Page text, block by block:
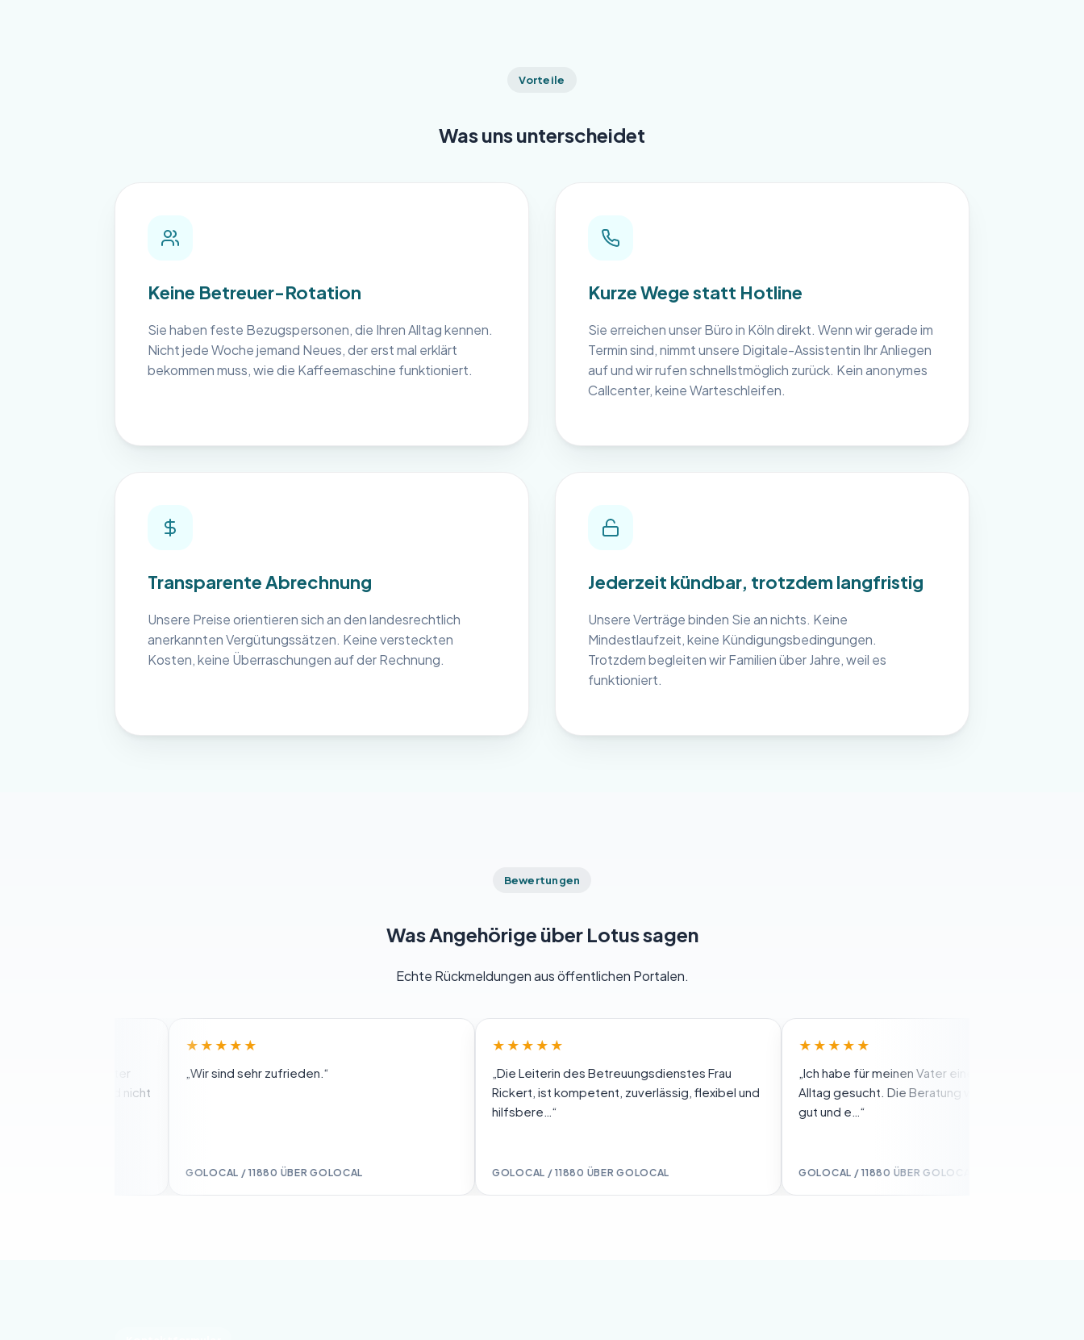
Vorteile
Was uns unterscheidet
Keine Betreuer-Rotation
Sie haben feste Bezugspersonen, die Ihren Alltag kennen.
Nicht jede Woche jemand Neues, der erst mal erklärt
bekommen muss, wie die Kaffeemaschine funktioniert.
Kurze Wege statt Hotline
Sie erreichen unser Büro in Köln direkt. Wenn wir gerade im
Termin sind, nimmt unsere Digitale-Assistentin Ihr Anliegen
auf und wir rufen schnellstmöglich zurück. Kein anonymes
Callcenter, keine Warteschleifen.
Transparente Abrechnung
Unsere Preise orientieren sich an den landesrechtlich
anerkannten Vergütungssätzen. Keine versteckten
Kosten, keine Überraschungen auf der Rechnung.
Jederzeit kündbar, trotzdem langfristig
Unsere Verträge binden Sie an nichts. Keine
Mindestlaufzeit, keine Kündigungsbedingungen.
Trotzdem begleiten wir Familien über Jahre, weil es
funktioniert.
Bewertungen
Was Angehörige über Lotus sagen
Echte Rückmeldungen aus öffentlichen Portalen.
★★★★★
„Wir sind sehr zufrieden.“
GOLOCAL / 11880 ÜBER GOLOCAL
★★★★★
„Die Leiterin des Betreuungsdienstes Frau
Rickert, ist kompetent, zuverlässig, flexibel und
hilfsbere…“
GOLOCAL / 11880 ÜBER GOLOCAL
★★★★★
„Ich habe für meinen Vater eine Betreuung im
Alltag gesucht. Die Beratung war wirklich sehr
gut und e…“
GOLOCAL / 11880 ÜBER GOLOCAL